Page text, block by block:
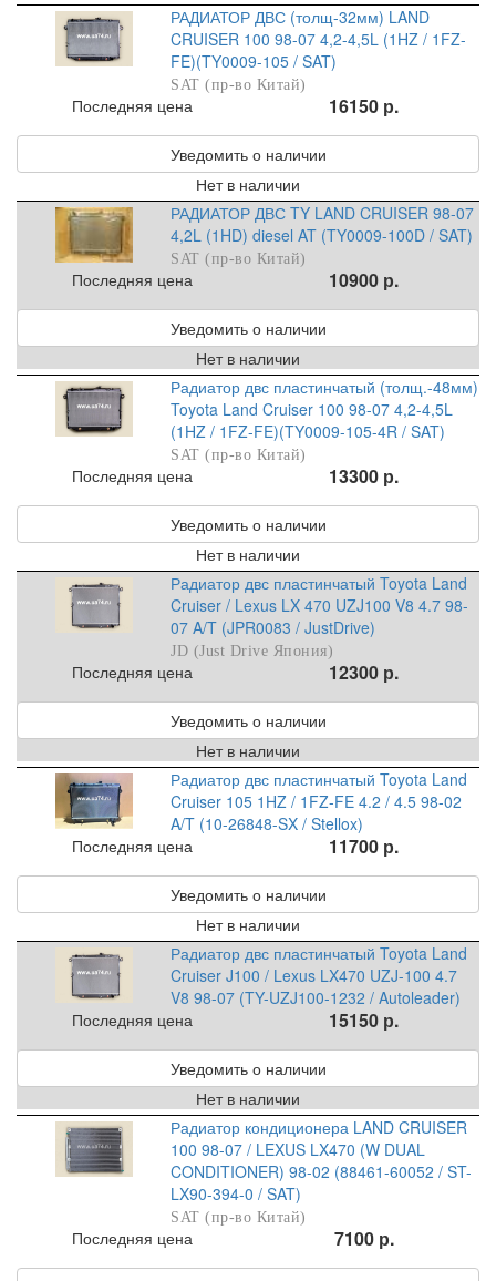
РАДИАТОР ДВС (толщ-32мм) LAND
CRUISER 100 98-07 4,2-4,5L (1HZ / 1FZ-
FE)(TY0009-105 / SAT)
SAT (пр-во Китай)
Последняя цена 16150 р.
Уведомить о наличии
Нет в наличии
РАДИАТОР ДВС TY LAND CRUISER 98-07
4,2L (1HD) diesel AT (TY0009-100D / SAT)
SAT (пр-во Китай)
Последняя цена 10900 р.
Уведомить о наличии
Нет в наличии
Радиатор двс пластинчатый (толщ.-48мм)
Toyota Land Cruiser 100 98-07 4,2-4,5L
(1HZ / 1FZ-FE)(TY0009-105-4R / SAT)
SAT (пр-во Китай)
Последняя цена 13300 р.
Уведомить о наличии
Нет в наличии
Радиатор двс пластинчатый Toyota Land
Cruiser / Lexus LX 470 UZJ100 V8 4.7 98-
07 A/T (JPR0083 / JustDrive)
JD (Just Drive Япония)
Последняя цена 12300 р.
Уведомить о наличии
Нет в наличии
Радиатор двс пластинчатый Toyota Land
Cruiser 105 1HZ / 1FZ-FE 4.2 / 4.5 98-02
A/T (10-26848-SX / Stellox)
Последняя цена
11700 р.
Уведомить о наличии
Нет в наличии
Радиатор двс пластинчатый Toyota Land
Cruiser J100 / Lexus LX470 UZJ-100 4.7
V8 98-07 (TY-UZJ100-1232 / Autoleader)
Последняя цена
15150 р.
Уведомить о наличии
Нет в наличии
Радиатор кондиционера LAND CRUISER
100 98-07 / LEXUS LX470 (W DUAL
CONDITIONER) 98-02 (88461-60052 / ST-
LX90-394-0 / SAT)
SAT (пр-во Китай)
Последняя цена 7100 р.